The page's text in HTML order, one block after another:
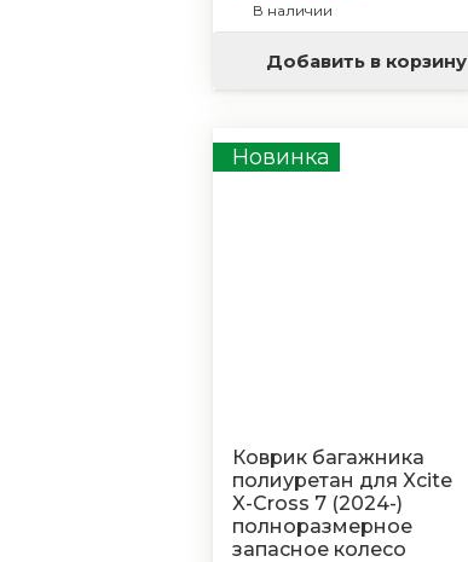
В наличии
Добавить в корзину
Новинка
Коврик багажника
полиуретан для Xcite
X-Cross 7 (2024-)
полноразмерное
запасное колесо